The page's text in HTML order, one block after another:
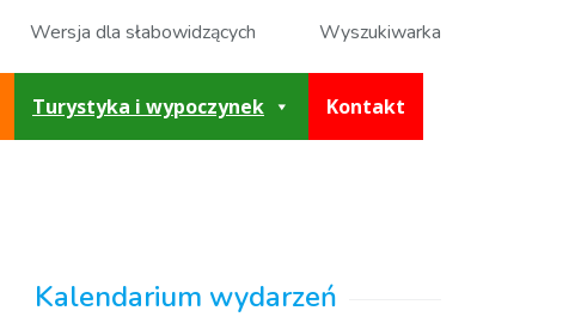
Wersja dla słabowidzących Wyszukiwarka
Turystyka i wypoczynek Kontakt
Kalendarium wydarzeń